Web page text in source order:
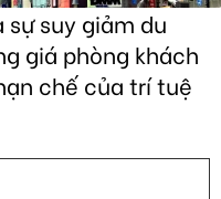
sự suy giảm du
giá phòng khách
chế của trí tuệ